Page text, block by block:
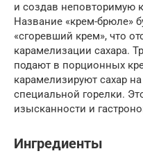
и создав неповторимую
Название «крем-брюле»
«сгоревший крем», что
карамелизации сахара.
подают в порционных
карамелизируют сахар
специальной горелки.
изысканности и
Ингредиенты